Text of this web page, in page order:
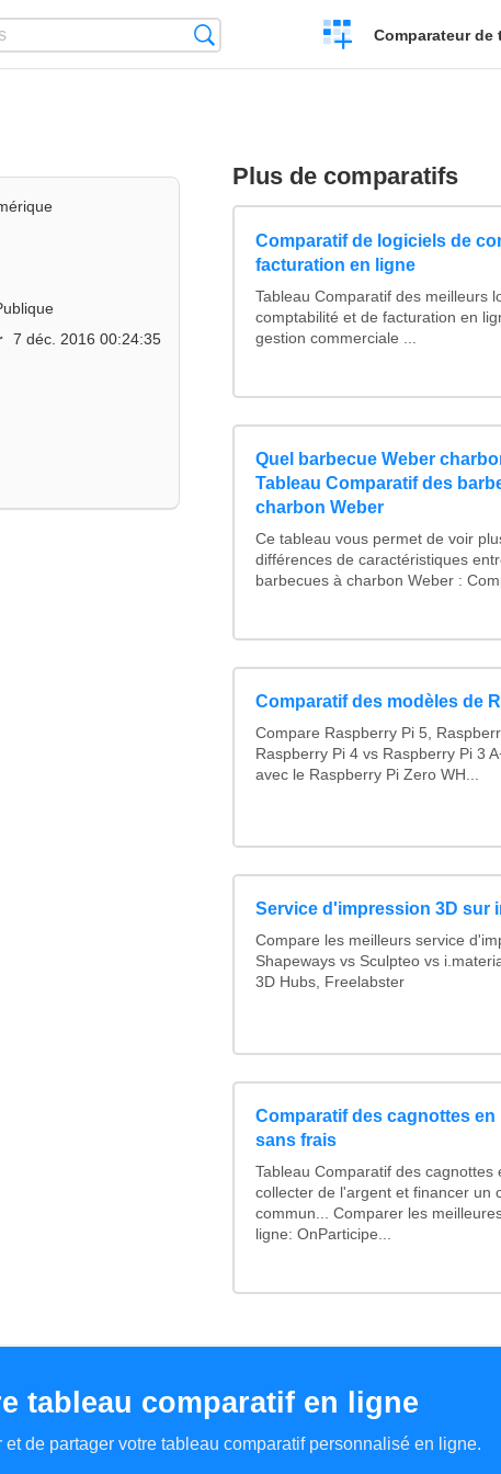
Créer
un
Comparateur de
7 déc. 2016 00:24:35
Plus de comparatifs
Comparatif de logiciels de
facturation en ligne
Tableau Comparatif des meilleurs
comptabilité et de facturation en
gestion commerciale ...
Quel barbecue Weber
Tableau Comparatif des
charbon Weber
Ce tableau vous permet de voir
différences de caractéristiques
barbecues à charbon Weber :
Comparatif des modèles de
Compare Raspberry Pi 5,
Raspberry Pi 4 vs Raspberry Pi 3
avec le Raspberry Pi Zero WH...
Service d'impression 3D sur
Compare les meilleurs service
Shapeways vs Sculpteo vs
3D Hubs, Freelabster
Comparatif des cagnottes en
sans frais
Tableau Comparatif des cagnottes
collecter de l'argent et financer un
commun... Comparer les
ligne: OnParticipe...
tableau comparatif en ligne
de partager votre tableau comparatif personnalisé en ligne.